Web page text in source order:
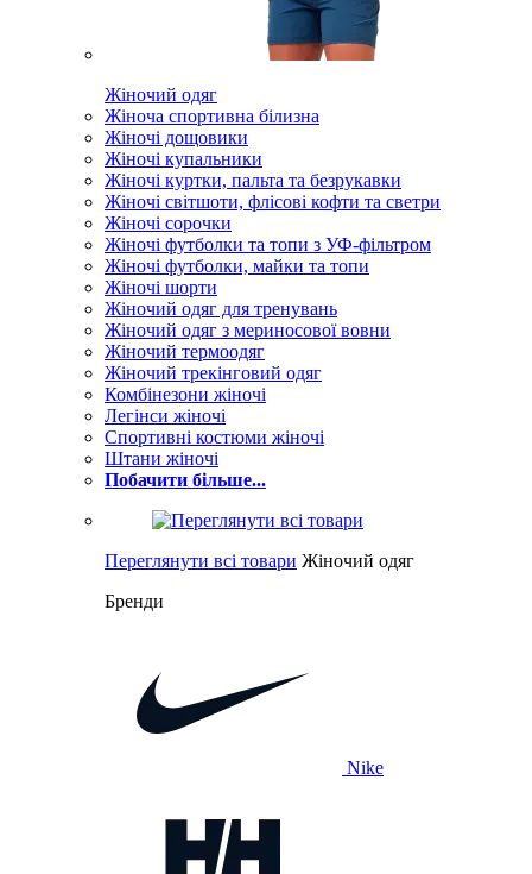
Жіночий одяг
Жіноча спортивна білизна
Жіночі дощовики
Жіночі купальники
Жіночі куртки, пальта та безрукавки
Жіночі світшоти, флісові кофти та светри
Жіночі сорочки
Жіночі футболки та топи з УФ-фільтром
Жіночі футболки, майки та топи
Жіночі шорти
Жіночий одяг для тренувань
Жіночий одяг з мериносової вовни
Жіночий термоодяг
Жіночий трекінговий одяг
Комбінезони жіночі
Легінси жіночі
Спортивні костюми жіночі
Штани жіночі
Побачити більше...
Переглянути всі товари Жіночий одяг
Бренди
Nike